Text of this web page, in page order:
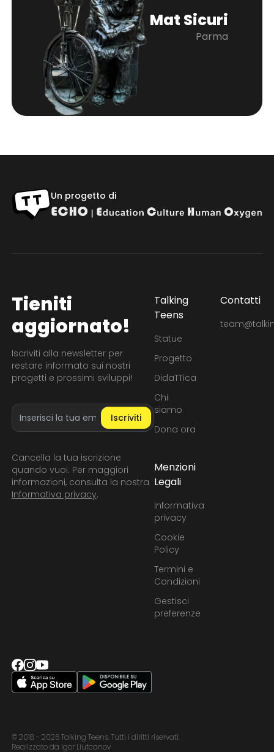
Mat Sicuri
Parma
Un progetto di
Tieniti
aggiornato!
Iscriviti alla newsletter per
restare informato sui nostri
progetti e prossimi sviluppi!
Indirizzo email
Iscriviti
Cancella la tua iscrizione
quando vuoi. Per maggiori
informazioni, consulta la nostra
Informativa privacy.
Talking
Teens
Statue
Progetto
DidaTTica
Chi
siamo
Dona ora
Contatti
Menzioni
Legali
Informativa
privacy
Cookie
Policy
Termini e
Condizioni
Gestisci
preferenze
© 2018 - 2026 Talking Teens. Tutti i diritti riservati.
Realizzato da Igor Liutcanov